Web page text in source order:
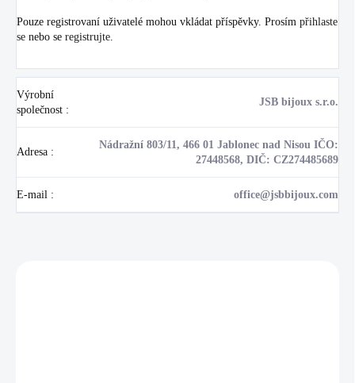
Pouze registrovaní uživatelé mohou vkládat příspěvky. Prosím přihlaste
se nebo se registrujte
Výrobní
společnost :
JSB bijoux s.r.o.
Adresa :
Nádražní 803/11, 466 01 Jablonec nad Nisou IČO:
27448568, DIČ: CZ274485689
E-mail : office@jsbbijoux.com